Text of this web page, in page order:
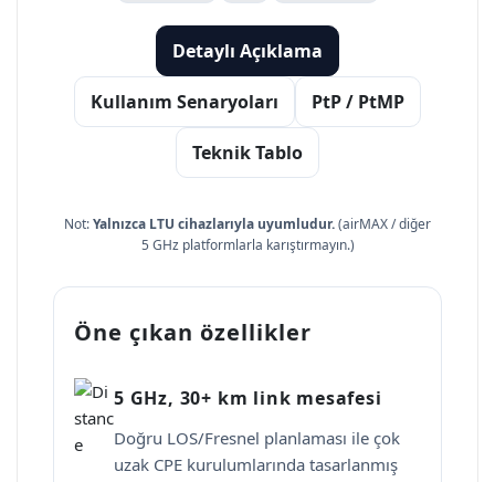
Detaylı Açıklama
Kullanım Senaryoları PtP / PtMP
Teknik Tablo
Not:Yalnızca LTU cihazlarıyla uyumludur.(airMAX / diğer
5 GHz platformlarla karıştırmayın.)
Öne çıkan özellikler
5 GHz, 30+ km link mesafesi
Doğru LOS/Fresnel planlaması ile çok
uzak CPE kurulumlarında tasarlanmış